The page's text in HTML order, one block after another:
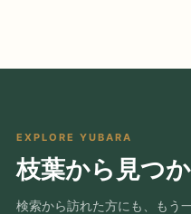
EXPLORE YUBARA
枝葉から見つ
検索から訪れた方にも、もう